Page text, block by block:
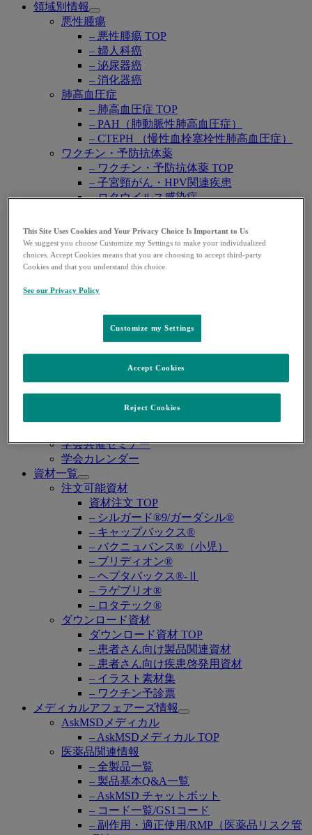
領域別情報
Open
submenu
悪性腫瘍
– 悪性腫瘍 TOP
– 婦人科癌
– 泌尿器癌
– 消化器癌
肺高血圧症
– 肺高血圧症 TOP
– PAH（肺動脈性肺高血圧症）
– CTEPH （慢性血栓塞栓性肺高血圧症）
ワクチン・予防抗体薬
– ワクチン・予防抗体薬 TOP
– 子宮頸がん・HPV関連疾患
– ロタウイルス感染症
– B型肝炎
– RSウイルス感染症
感染症
– 感染症 TOP
– サイトメガロウイルス感染症
– HIV感染症
– 真菌感染症
– グラム陰性菌感染症
糖尿病
– 糖尿病 TOP
麻酔
WEB講演会・学会
Open
学会共催セミナー
学会カレンダー
資材一覧
Open
submenu
注文可能資材
資材注文 TOP
– シルガード®9/ガーダシル®
– キャップバックス®
– バクニュバンス®（小児）
– ブリディオン®
– ヘプタバックス®-Ⅱ
– ラゲブリオ®
– ロタテック®
ダウンロード資材
ダウンロード資材 TOP
– 患者さん向け製品関連資材
– 患者さん向け疾患啓発用資材
– イラスト素材集
– ワクチン予診票
メディカルアフェアーズ情報
Open
AskMSDメディカル
– AskMSDメディカル TOP
医薬品関連情報
– 全製品一覧
– 製品基本Q&A一覧
– AskMSD チャットボット
– コード一覧/GS1コード
– 副作用・適正使用/RMP（医薬品リスク管
This Site Uses Cookies and Your Privacy Choice Is Important to Us
We suggest you choose Customize my Settings to make your individualized
choices. Accept Cookies means that you are choosing to accept third-party
Cookies and that you understand this choice.
See our Privacy Policy
Customize my Settings
Reject Cookies
Accept Cookies